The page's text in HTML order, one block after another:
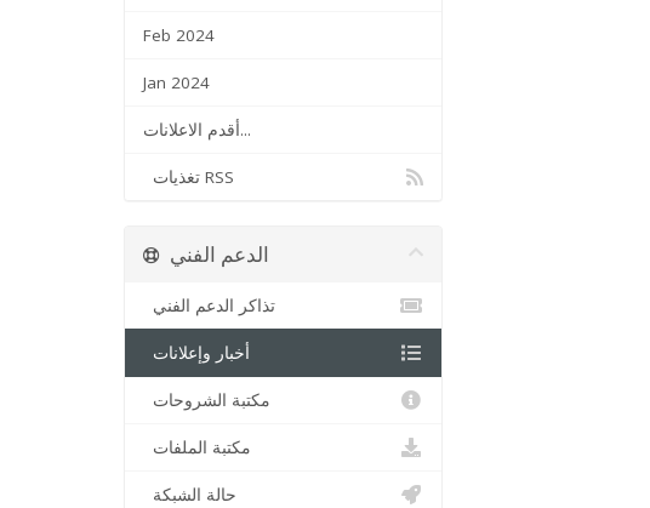
Feb 2024
Jan 2024
أقدم الاعلانات...
تغذيات RSS
الدعم الفني
تذاكر الدعم الفني
أخبار وإعلانات
مكتبة الشروحات
مكتبة الملفات
حالة الشبكة